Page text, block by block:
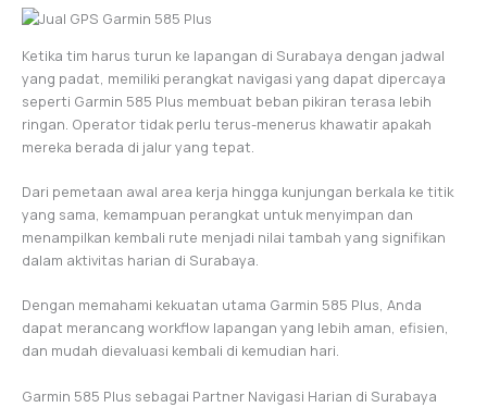
Ketika tim harus turun ke lapangan di Surabaya dengan jadwal
yang padat, memiliki perangkat navigasi yang dapat dipercaya
seperti Garmin 585 Plus membuat beban pikiran terasa lebih
ringan. Operator tidak perlu terus-menerus khawatir apakah
mereka berada di jalur yang tepat.
Dari pemetaan awal area kerja hingga kunjungan berkala ke titik
yang sama, kemampuan perangkat untuk menyimpan dan
menampilkan kembali rute menjadi nilai tambah yang signifikan
dalam aktivitas harian di Surabaya.
Dengan memahami kekuatan utama Garmin 585 Plus, Anda
dapat merancang workflow lapangan yang lebih aman, efisien,
dan mudah dievaluasi kembali di kemudian hari.
Garmin 585 Plus sebagai Partner Navigasi Harian di Surabaya